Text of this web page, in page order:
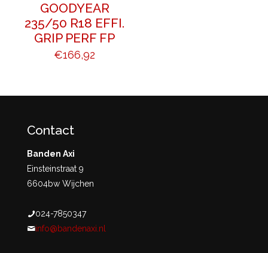
GOODYEAR
235/50 R18 EFFI.
GRIP PERF FP
€166,92
Contact
Banden Axi
Einsteinstraat 9
6604bw Wijchen
024-7850347
info@bandenaxi.nl